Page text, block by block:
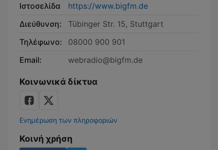
Ιστοσελίδα
https://www.bigfm.de
Διεύθυνση:
Tübinger Str. 15, Stuttgart
Τηλέφωνο:
08000 900 901
Email:
webradio@bigfm.de
Κοινωνικά δίκτυα
Ενημέρωση των πληροφοριών
Κοινή χρήση